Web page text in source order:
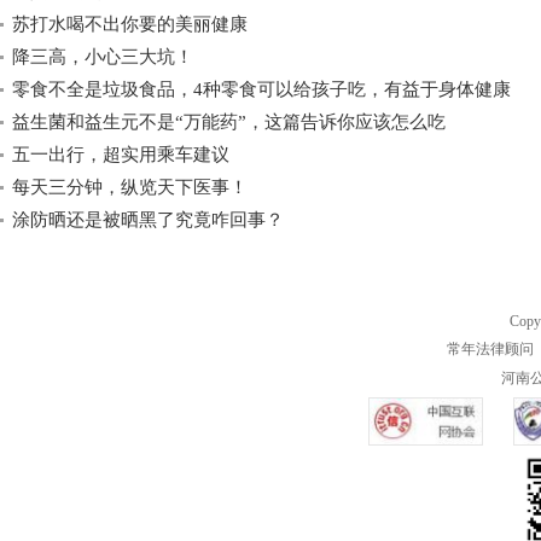
苏打水喝不出你要的美丽健康
降三高，小心三大坑！
零食不全是垃圾食品，4种零食可以给孩子吃，有益于身体健康
益生菌和益生元不是“万能药”，这篇告诉你应该怎么吃
五一出行，超实用乘车建议
每天三分钟，纵览天下医事！
涂防晒还是被晒黑了究竟咋回事？
常年法律顾问
河南